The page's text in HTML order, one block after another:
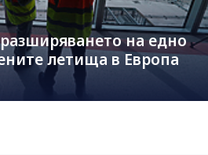
на едно
летища в Европа